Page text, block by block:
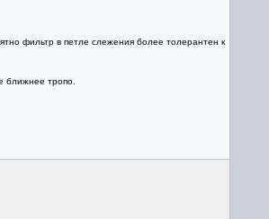
фильтр в петле слежения более толерантен к
ближнее тропо.